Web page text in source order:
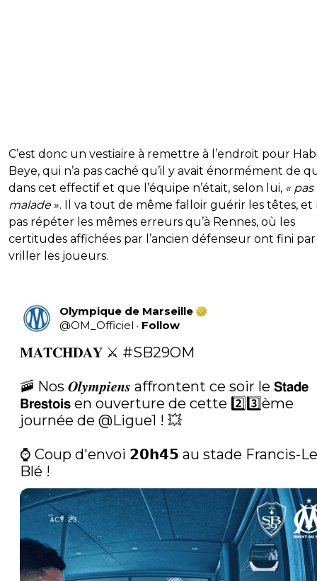
C’est donc un vestiaire à remettre à l’endroit pour
Beye, qui n’a pas caché qu’il y avait énormément de
dans cet effectif et que l’équipe n’était, selon lui, « pas
malade». Il va tout de même falloir guérir les têtes, et
pas répéter les mêmes erreurs qu’à Rennes, où les
certitudes affichées par l’ancien défenseur ont fini
vriller les joueurs.
Olympique de Marseille
@OM_Officiel · Follow
𝐌𝐀𝐓𝐂𝐇𝐃𝐀𝐘 ⚔️ #SB29OM
🚠 Nos 𝑶𝒍𝒚𝒎𝒑𝒊𝒆𝒏𝒔 affrontent ce soir le 𝗦𝘁𝗮𝗱𝗲
𝗕𝗿𝗲𝘀𝘁𝗼𝗶𝘀 en ouverture de cette 2️⃣3️⃣ème
journée de @Ligue1 ! 💥
⌚️ Coup d'envoi 𝟮𝟬𝗵𝟰𝟱 au stade Francis-Le
Blé !